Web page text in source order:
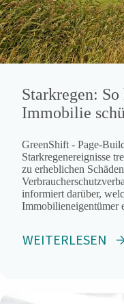
Starkregen:
Immobilie
GreenShift - Page-
Starkregenereignisse
zu erheblichen
informiert darüber,
Immobilieneigentümer
entsprechende
WEITERLESEN